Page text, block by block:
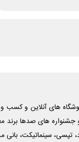
های آنلاین و کسب و‌
های صدها برند
تپسی، سینماتیکت، بانی